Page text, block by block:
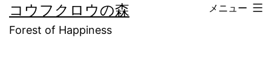
ス
コウフクロウの森
Forest of Happiness
メニュー